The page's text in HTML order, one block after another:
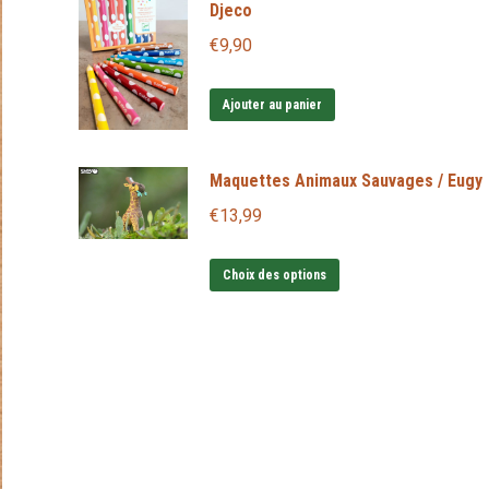
Djeco
€9,90
Ajouter au panier
Maquettes Animaux Sauvages / Eugy
€13,99
Choix des options